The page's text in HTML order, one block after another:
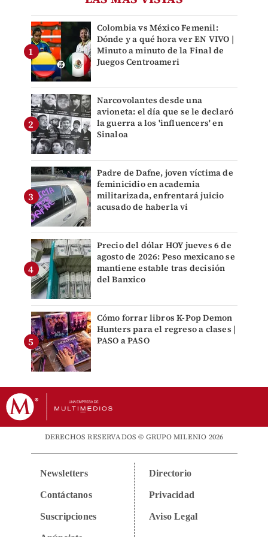
Colombia vs México Femenil:
Dónde y a qué hora ver EN VIVO |
Minuto a minuto de la Final de
Juegos Centroameri
Narcovolantes desde una
avioneta: el día que se le declaró
la guerra a los 'influencers' en
Sinaloa
Padre de Dafne, joven víctima de
feminicidio en academia
militarizada, enfrentará juicio
acusado de haberla vi
Precio del dólar HOY jueves 6 de
agosto de 2026: Peso mexicano se
mantiene estable tras decisión
del Banxico
Cómo forrar libros K-Pop Demon
Hunters para el regreso a clases |
PASO a PASO
DERECHOS RESERVADOS © GRUPO MILENIO 2026
Newsletters
Contáctanos
Suscripciones
Directorio
Privacidad
Aviso Legal